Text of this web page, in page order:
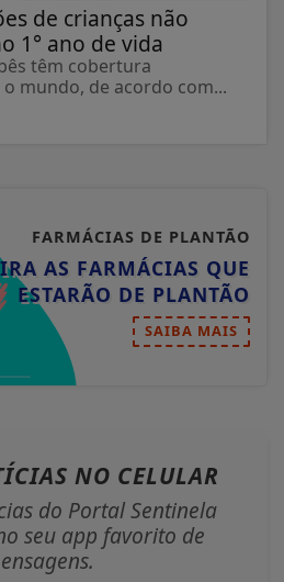
de crianças não
1° ano de vida
têm cobertura
mundo, de acordo com...
FARMÁCIAS DE PLANTÃO
AS FARMÁCIAS QUE
ESTARÃO DE PLANTÃO
SAIBA MAIS
NO CELULAR
do Portal Sentinela
seu app favorito de